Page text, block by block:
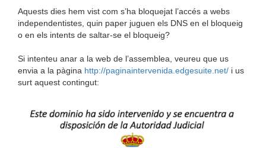
Aquests dies hem vist com s’ha bloquejat l’accés a webs
independentistes, quin paper juguen els DNS en el bloqueig
o en els intents de saltar-se el bloqueig?
Si intenteu anar a la web de l’assemblea, veureu que us
envia a la pàgina http://paginaintervenida.edgesuite.net/ i us
surt aquest contingut: